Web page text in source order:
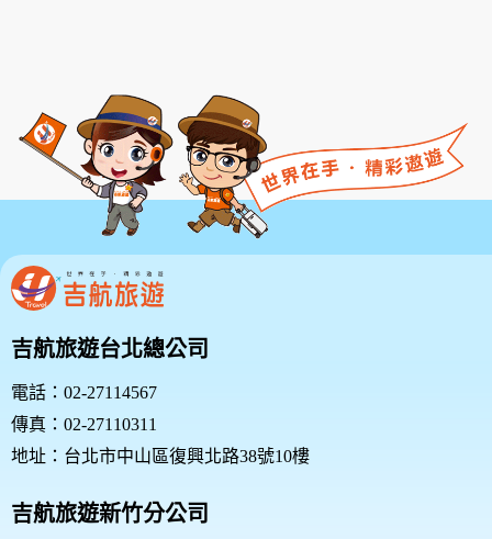
吉航旅遊台北總公司
電話：02-27114567
傳真：02-27110311
地址：台北市中山區復興北路38號10樓
吉航旅遊新竹分公司